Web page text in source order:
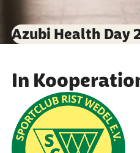
Azubi Health Day
In